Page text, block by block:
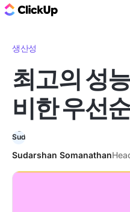
생산성
최고의 성
비한 우선
Sudarshan Somanathan